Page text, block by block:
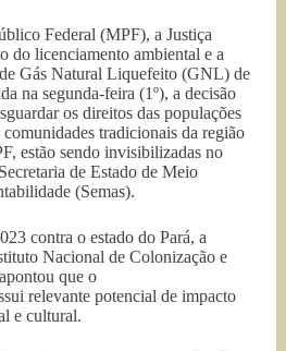
Federal (MPF), a Justiça
do licenciamento ambiental e a
Gás Natural Liquefeito (GNL) de
na segunda-feira (1º), a decisão
os direitos das populações
tradicionais da região
estão sendo invisibilizadas no
de Estado de Meio
(Semas).
contra o estado do Pará, a
Nacional de Colonização e
que o
relevante potencial de impacto
e cultural.